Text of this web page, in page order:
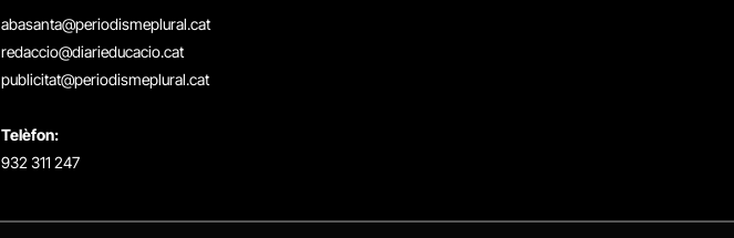
abasanta@periodismeplural.cat
redaccio@diarieducacio.cat
publicitat@periodismeplural.cat
Telèfon:
932 311 247